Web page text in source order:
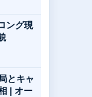
ング現
とキャ
| オー